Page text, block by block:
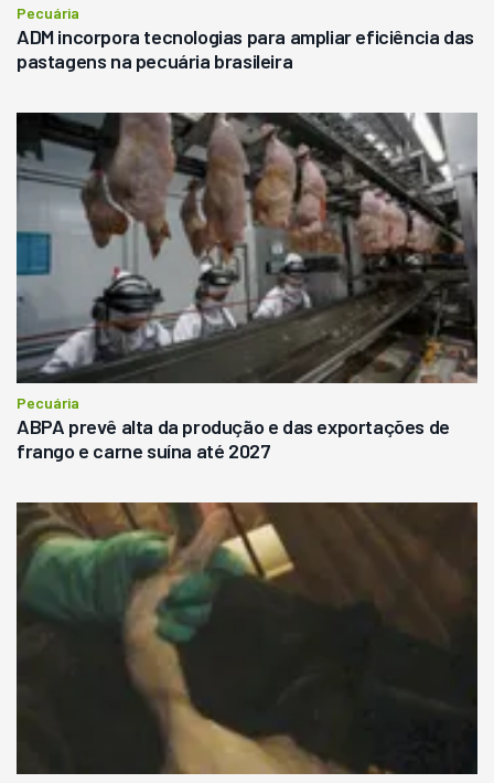
Pecuária
ADM incorpora tecnologias para ampliar eficiência das
pastagens na pecuária brasileira
Pecuária
ABPA prevê alta da produção e das exportações de
frango e carne suína até 2027